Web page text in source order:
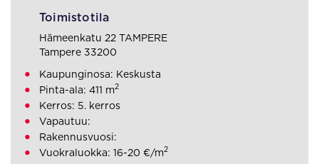
Toimistotila
Hämeenkatu 22 TAMPERE
Tampere 33200
Kaupunginosa: Keskusta
Pinta-ala: 411 m2
Kerros: 5. kerros
Vapautuu:
Rakennusvuosi:
Vuokraluokka: 16-20 €/m2